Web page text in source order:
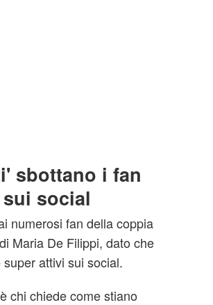
sbottano i fan
social
numerosi fan della coppia
Maria De Filippi, dato che
attivi sui social.
chi chiede come stiano